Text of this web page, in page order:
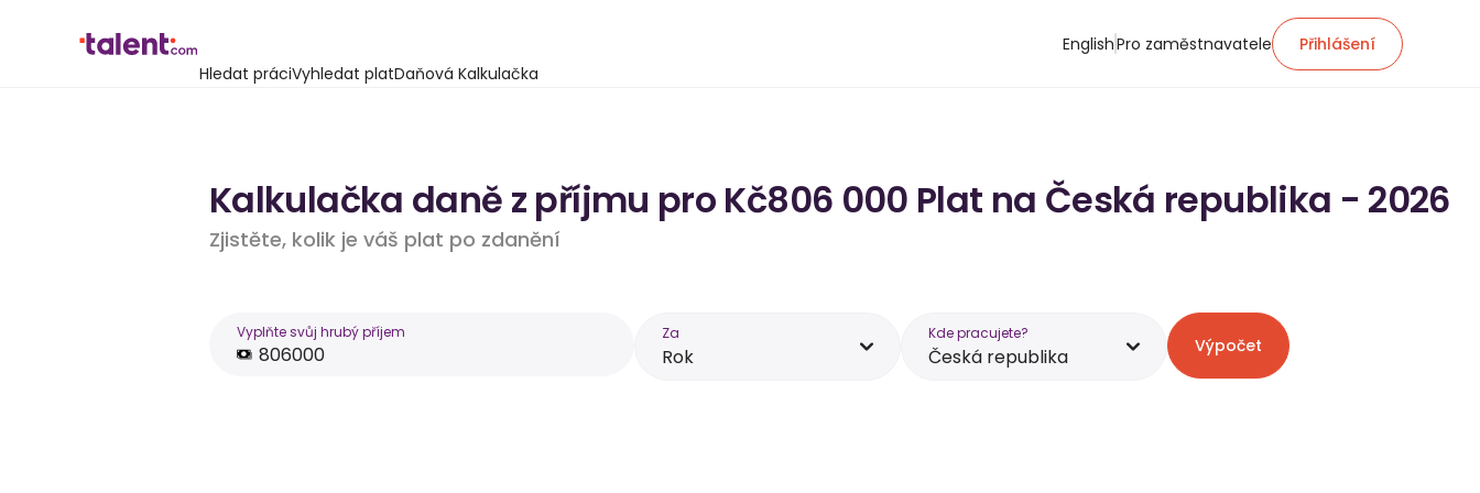
Hledat práciVyhledat platDaňová Kalkulačka
EnglishPro zaměstnavatele Přihlášení
Kalkulačka daně z příjmu pro Kč806 000 Plat na Česká republika - 2026
Zjistěte, kolik je váš plat po zdanění
Vyplňte svůj hrubý příjem Za
Rok
Kde pracujete?
Česká republika Výpočet